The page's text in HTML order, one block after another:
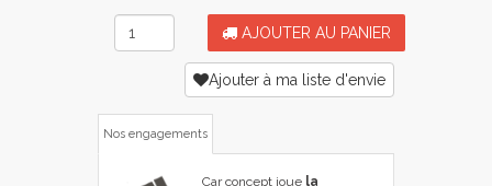
AJOUTER AU PANIER
Ajouter à ma liste d'envie
Nos engagements
Car concept joue la